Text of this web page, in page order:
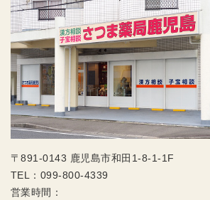
〒891-0143 鹿児島市和田1-8-1-1F
TEL： 099-800-4339
営業時間：